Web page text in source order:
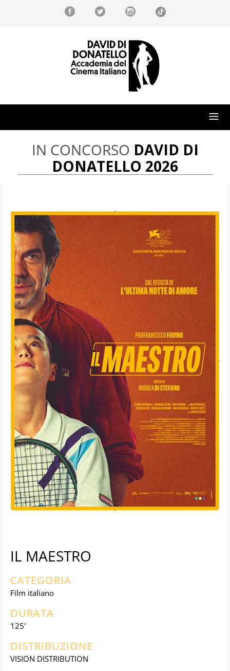
IN CONCORSO DAVID DI
DONATELLO 2026
IL MAESTRO
CATEGORIA
Film italiano
DURATA
125'
DISTRIBUZIONE
VISION DISTRIBUTION